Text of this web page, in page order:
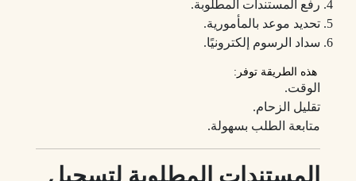
رفع المستندات المطلوبة.
تحديد موعد بالمأمورية.
سداد الرسوم إلكترونيًا.
هذه الطريقة توفر:
الوقت.
تقليل الزحام.
متابعة الطلب بسهولة.
المستندات المطلوبة لتسجيل